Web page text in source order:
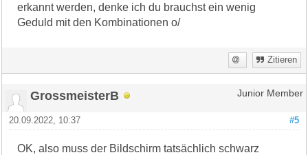
erkannt werden, denke ich du brauchst ein wenig
Geduld mit den Kombinationen o/
Zitieren
GrossmeisterB Junior Member
#5
20.09.2022, 10:37
OK, also muss der Bildschirm tatsächlich schwarz